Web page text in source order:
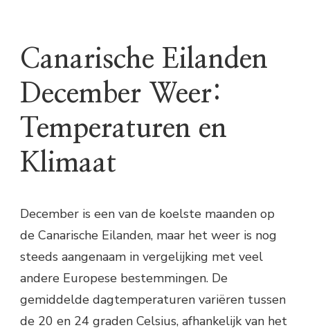
Canarische Eilanden
December Weer:
Temperaturen en
Klimaat
December is een van de koelste maanden op
de Canarische Eilanden, maar het weer is nog
steeds aangenaam in vergelijking met veel
andere Europese bestemmingen. De
gemiddelde dagtemperaturen variëren tussen
de 20 en 24 graden Celsius, afhankelijk van het